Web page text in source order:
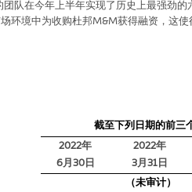
团队在今年上半年实现了历史上最强劲的
环境中为收购杜邦M&M获得融资，这使
截至下列日期的前三
2022年
6月 30日
2022年
3月 31日
（未审计）